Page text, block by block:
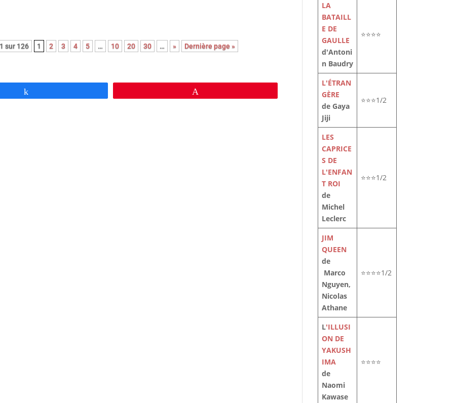
sur 126 1 2 3 4 5 … 10 20 30 … » Dernière page »
LA
BATAILL
E DE
GAULLE
d'Antoni
n Baudry
⭐⭐⭐⭐
L'ÉTRAN
GÈRE
de Gaya
Jiji
⭐⭐⭐1/2
LES
CAPRICE
S DE
L'ENFAN
T ROI
de
Michel
Leclerc
⭐⭐⭐1/2
JIM
QUEEN
de
Marco
Nguyen,
Nicolas
Athane
⭐⭐⭐⭐1/2
L'ILLUSI
ON DE
YAKUSH
IMA
de
Naomi
Kawase
⭐⭐⭐⭐